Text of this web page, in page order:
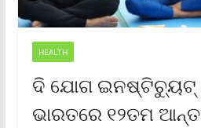
HEALTH
ଦି ଯୋଗ
ଭାରତରେ ୧୨ତମ